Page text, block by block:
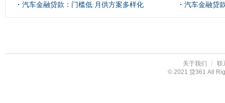
汽车金融贷款：门槛低 月供方案多样化
汽车金融贷
关于我们 |
联
© 2021 贷361 All